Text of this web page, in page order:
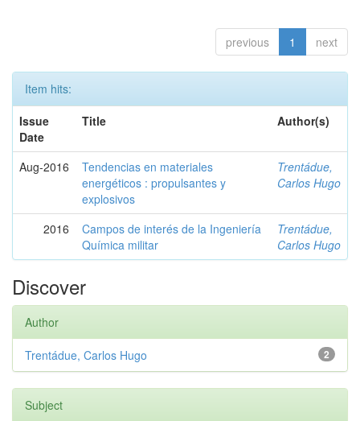
previous 1 next
Item hits:
Issue
Date
Title Author(s)
Aug-2016
Tendencias en materiales
energéticos : propulsantes y
explosivos
Trentádue,
Carlos Hugo
2016
Campos de interés de la Ingeniería
Química militar
Trentádue,
Carlos Hugo
Discover
Author
2
Trentádue, Carlos Hugo
Subject